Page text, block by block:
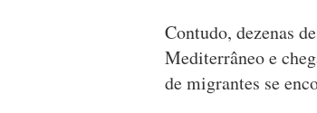
Contudo, dezenas
Mediterrâneo e
de migrantes se